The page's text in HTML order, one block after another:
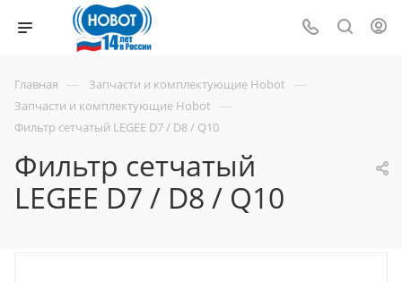
Главная — Запчасти и комплектующие Hobot —
Запчасти и комплектующие Hobot —
Фильтр сетчатый LEGEE D7 / D8 / Q10
Фильтр сетчатый
LEGEE D7 / D8 / Q10